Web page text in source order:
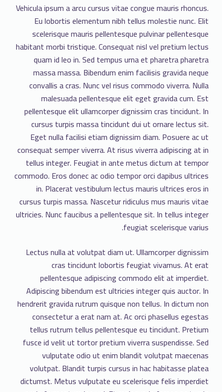
Vehicula ipsum a arcu cursus vitae congue mauris rhoncus.
Eu lobortis elementum nibh tellus molestie nunc. Elit
scelerisque mauris pellentesque pulvinar pellentesque
habitant morbi tristique. Consequat nisl vel pretium lectus
quam id leo in. Sed tempus urna et pharetra pharetra
massa massa. Bibendum enim facilisis gravida neque
convallis a cras. Nunc vel risus commodo viverra. Nulla
malesuada pellentesque elit eget gravida cum. Est
pellentesque elit ullamcorper dignissim cras tincidunt. In
cursus turpis massa tincidunt dui ut ornare lectus sit.
Eget nulla facilisi etiam dignissim diam. Posuere ac ut
consequat semper viverra. At risus viverra adipiscing at in
tellus integer. Feugiat in ante metus dictum at tempor
commodo. Eros donec ac odio tempor orci dapibus ultrices
in. Placerat vestibulum lectus mauris ultrices eros in
cursus turpis massa. Nascetur ridiculus mus mauris vitae
ultricies. Nunc faucibus a pellentesque sit. In tellus integer
feugiat scelerisque varius.
Lectus nulla at volutpat diam ut. Ullamcorper dignissim
cras tincidunt lobortis feugiat vivamus. At erat
pellentesque adipiscing commodo elit at imperdiet.
Adipiscing bibendum est ultricies integer quis auctor. In
hendrerit gravida rutrum quisque non tellus. In dictum non
consectetur a erat nam at. Ac orci phasellus egestas
tellus rutrum tellus pellentesque eu tincidunt. Pretium
fusce id velit ut tortor pretium viverra suspendisse. Sed
vulputate odio ut enim blandit volutpat maecenas
volutpat. Blandit turpis cursus in hac habitasse platea
dictumst. Metus vulputate eu scelerisque felis imperdiet